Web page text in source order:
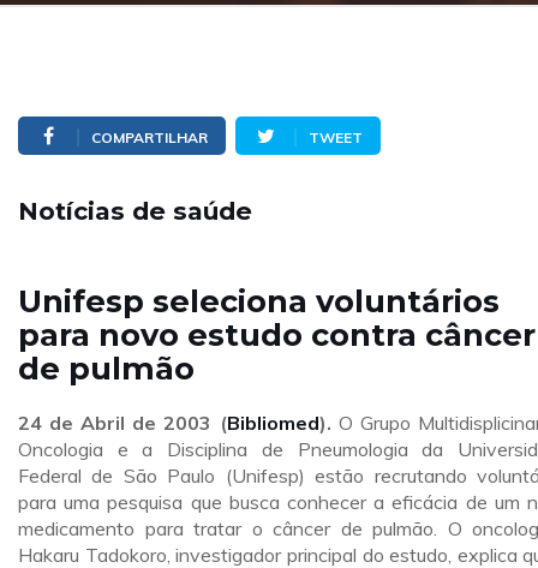
COMPARTILHAR TWEET
Notícias de saúde
Unifesp seleciona voluntários
para novo estudo contra câncer
de pulmão
24 de Abril de 2003 (Bibliomed). O Grupo
Oncologia e a Disciplina de Pneumologia da
Federal de São Paulo (Unifesp) estão recrutando
para uma pesquisa que busca conhecer a eficácia de um
medicamento para tratar o câncer de pulmão. O
Hakaru Tadokoro, investigador principal do estudo, explica